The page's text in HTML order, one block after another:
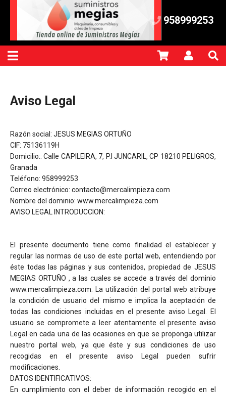
958999253
Aviso Legal
Razón social: JESUS MEGIAS ORTUÑO
CIF: 75136119H
Domicilio:: Calle CAPILEIRA, 7, P.I JUNCARIL, CP 18210 PELIGROS,
Granada
Teléfono: 958999253
Correo electrónico: contacto@mercalimpieza.com
Nombre del dominio: www.mercalimpieza.com
AVISO LEGAL INTRODUCCION:
El presente documento tiene como finalidad el establecer y
regular las normas de uso de este portal web, entendiendo por
éste todas las páginas y sus contenidos, propiedad de JESUS
MEGIAS ORTUÑO , a las cuales se accede a través del dominio
www.mercalimpieza.com. La utilización del portal web atribuye
la condición de usuario del mismo e implica la aceptación de
todas las condiciones incluidas en el presente aviso Legal. El
usuario se compromete a leer atentamente el presente aviso
Legal en cada una de las ocasiones en que se proponga utilizar
nuestro portal web, ya que éste y sus condiciones de uso
recogidas en el presente aviso Legal pueden sufrir
modificaciones.
DATOS IDENTIFICATIVOS:
En cumplimiento con el deber de información recogido en el